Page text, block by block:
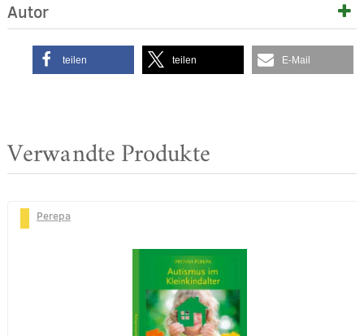
Autor
teilen teilen E-Mail
Verwandte Produkte
Perepa